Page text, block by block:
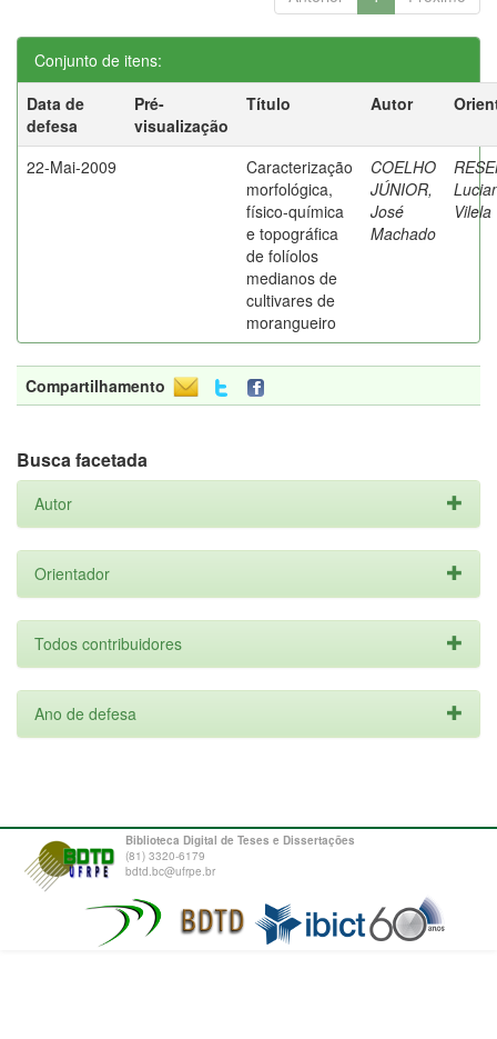
Conjunto de itens:
Data de
defesa
Pré-
visualização
Título Autor
22-Mai-2009
Caracterização
morfológica,
físico-química
e topográfica
de folíolos
medianos de
cultivares de
morangueiro
COELHO
JÚNIOR,
José
Machado
Vilela
Compartilhamento
Busca facetada
Autor
Orientador
Todos contribuidores
Ano de defesa
Biblioteca Digital de Teses e Dissertações
(81) 3320-6179
bdtd.bc@ufrpe.br